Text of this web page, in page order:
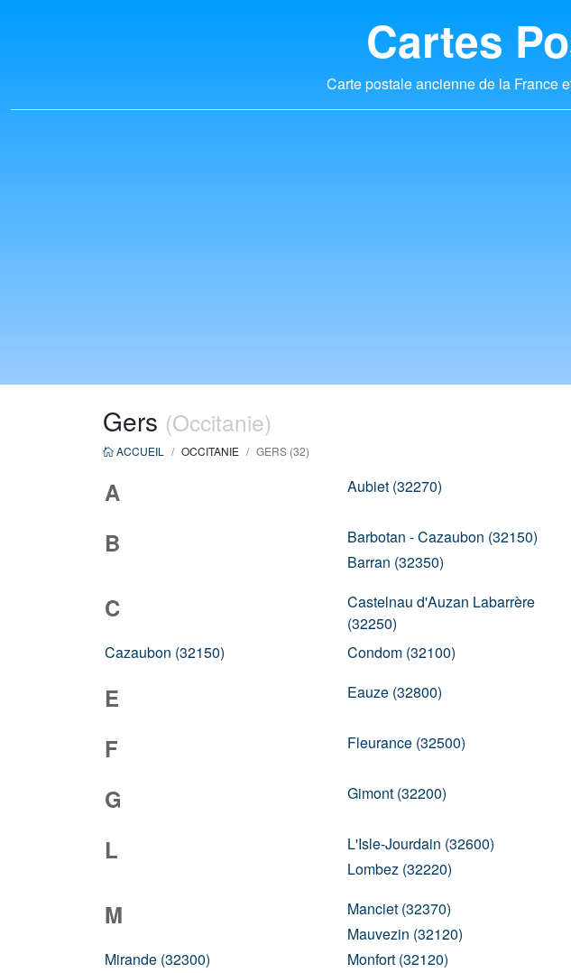
Cartes
Carte postale ancienne de la France
Gers (Occitanie)
ACCUEIL OCCITANIE GERS (32)
A Aubiet (32270)
B Barbotan - Cazaubon (32150)
Barran (32350)
C
Castelnau d'Auzan Labarrère
(32250)
Cazaubon (32150)
Condom (32100)
E Eauze (32800)
F Fleurance (32500)
G Gimont (32200)
L L'Isle-Jourdain (32600)
Lombez (32220)
M Manciet (32370)
Mauvezin (32120)
Mirande (32300)
Monfort (32120)